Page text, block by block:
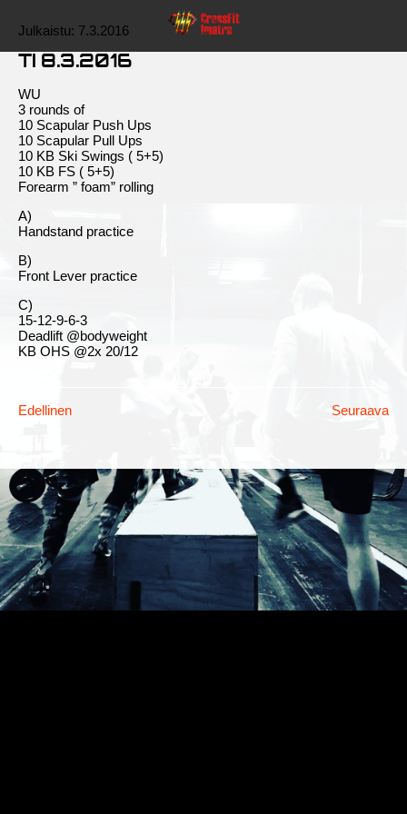
Julkaistu: 7.3.2016
TI 8.3.2016
WU
3 rounds of
10 Scapular Push Ups
10 Scapular Pull Ups
10 KB Ski Swings ( 5+5)
10 KB FS ( 5+5)
Forearm ” foam” rolling
A)
Handstand practice
B)
Front Lever practice
C)
15-12-9-6-3
Deadlift @bodyweight
KB OHS @2x 20/12
Edellinen Seuraava